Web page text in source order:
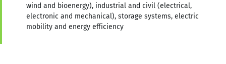
wind and bioenergy), industrial and civil (electrical,
electronic and mechanical), storage systems, electric
mobility and energy efficiency